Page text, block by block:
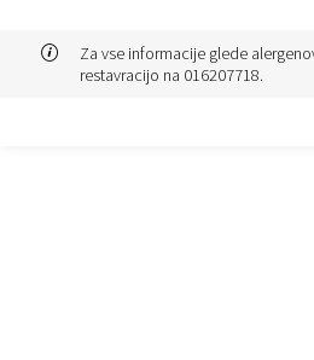
Za vse informacije glede
restavracijo na 016207718.